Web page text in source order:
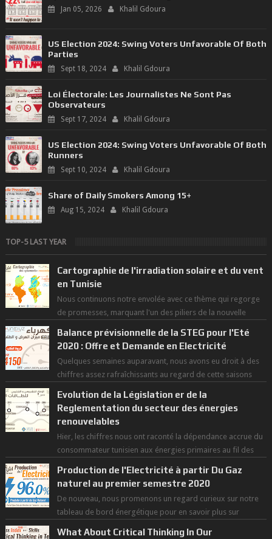
Jan 05, 2026 Khalil Gdoura
US Election 2024: Swing Voters Unfavorable Of Both
Parties
Sept 18, 2024 Khalil Gdoura
Loi Électorale: Les Journalistes Ne Sont Pas
Observateurs
Sept 17, 2024 Khalil Gdoura
US Election 2024: Swing Voters Unfavorable Of Both
Runners
Sept 10, 2024 Khalil Gdoura
Share of Daily Smokers Among 15+
Aug 15, 2024 Khalil Gdoura
TOP-5 LAST YEAR
Cartographie de l'irradiation solaire et du vent
en Tunisie
Nous continuons notre envolée avec ce thème qui regorge
de promesses, marquant l'un des piliers de la nouvelle
Balance prévisionnelle de la STEG pour l'Eté
2020 : Offre et Demande en Electricité
Quelques semaines auparavant, nous avons eu droit à des
chiffres assez rafraîchissants au regard de cette saisons
Evolution de la Législation er de la
Reglementation du secteur des énergies
renouvelables
Hier, les chiffres nous ont raconté la dépendance accrue du
consommateur tunisien aux énergies primaires au fil des
Production de l'Electricité à partir Du Gaz
naturel au premier semestre 2020
De nouveau, nous promenons un regard curieux sur notre
tableau de bord énergétique pour en savoir plus sur
What About Critical Thinking In Our